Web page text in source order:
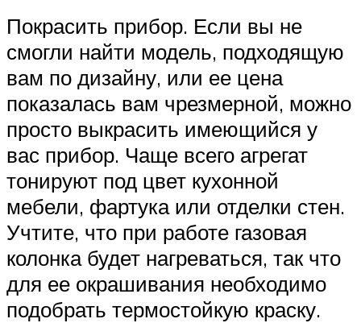
Покрасить прибор. Если вы не
смогли найти модель, подходящую
вам по дизайну, или ее цена
показалась вам чрезмерной, можно
просто выкрасить имеющийся у
вас прибор. Чаще всего агрегат
тонируют под цвет кухонной
мебели, фартука или отделки стен.
Учтите, что при работе газовая
колонка будет нагреваться, так что
для ее окрашивания необходимо
подобрать термостойкую краску.